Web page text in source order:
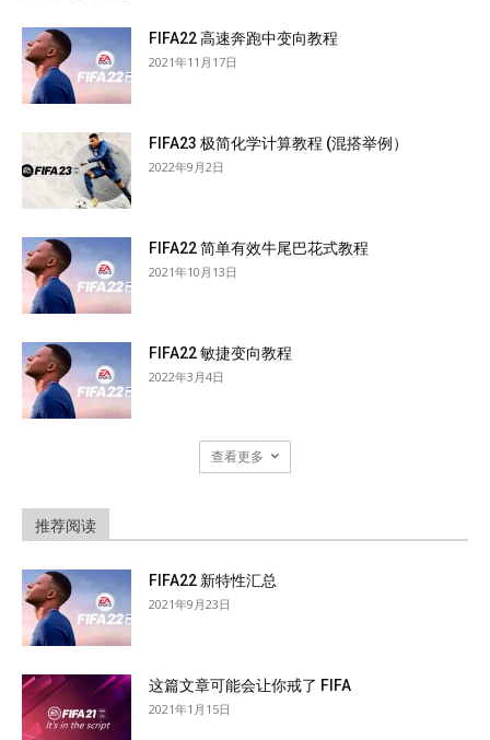
FIFA22 高速奔跑中变向教程
2021年11月17日
FIFA23 极简化学计算教程 (混搭举例）
2022年9月2日
FIFA22 简单有效牛尾巴花式教程
2021年10月13日
FIFA22 敏捷变向教程
2022年3月4日
查看更多
推荐阅读
FIFA22 新特性汇总
2021年9月23日
这篇文章可能会让你戒了 FIFA
2021年1月15日